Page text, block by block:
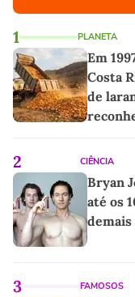
1 PLANETA
Em
Costa
de
2 CIÊNCIA
Bryan
até os
demais
3 FAMOSOS